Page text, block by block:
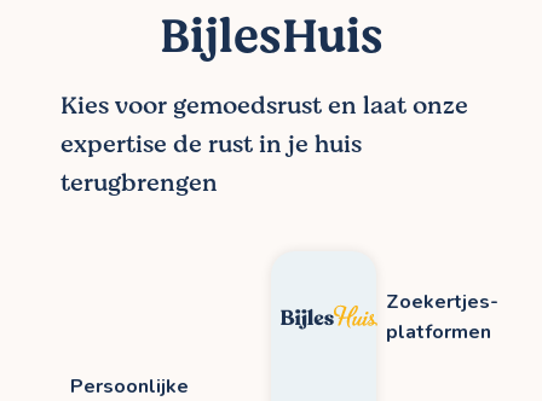
BijlesHuis
Kies voor gemoedsrust en laat onze
expertise de rust in je huis
terugbrengen
Zoekertjes-
platformen
Persoonlijke